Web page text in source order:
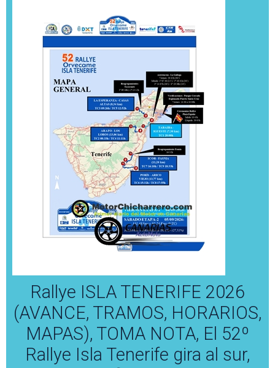
Rallye ISLA TENERIFE 2026
(AVANCE, TRAMOS, HORARIOS,
MAPAS), TOMA NOTA, El 52º
Rallye Isla Tenerife gira al sur,